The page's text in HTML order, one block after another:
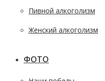
Пивной алкоголизм
Женский алкоголизм
ФОТО